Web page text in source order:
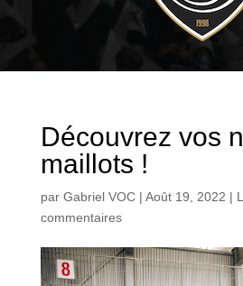
Découvrez vos
maillots !
par Gabriel VOC| Août 19, 2022 |
commentaires